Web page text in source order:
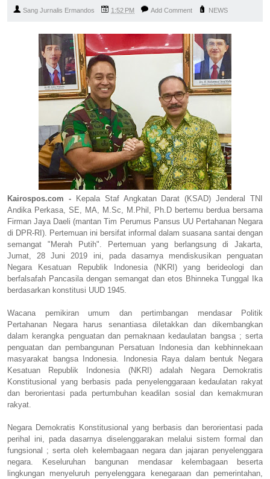
Sang Jurnalis Ermandos 1:52 PM Add Comment NEWS
Kairospos.com - Kepala Staf Angkatan Darat (KSAD) Jenderal TNI
Andika Perkasa, SE, MA, M.Sc, M.Phil, Ph.D bertemu berdua bersama
Firman Jaya Daeli (mantan Tim Perumus Pansus UU Pertahanan Negara
di DPR-RI). Pertemuan ini bersifat informal dalam suasana santai dengan
semangat "Merah Putih". Pertemuan yang berlangsung di Jakarta,
Jumat, 28 Juni 2019 ini, pada dasarnya mendiskusikan penguatan
Negara Kesatuan Republik Indonesia (NKRI) yang berideologi dan
berfalsafah Pancasila dengan semangat dan etos Bhinneka Tunggal Ika
berdasarkan konstitusi UUD 1945.
Wacana pemikiran umum dan pertimbangan mendasar Politik
Pertahanan Negara harus senantiasa diletakkan dan dikembangkan
dalam kerangka penguatan dan pemaknaan kedaulatan bangsa ; serta
penguatan dan pembangunan Persatuan Indonesia dan kebhinnekaan
masyarakat bangsa Indonesia. Indonesia Raya dalam bentuk Negara
Kesatuan Republik Indonesia (NKRI) adalah Negara Demokratis
Konstitusional yang berbasis pada penyelenggaraan kedaulatan rakyat
dan berorientasi pada pertumbuhan keadilan sosial dan kemakmuran
rakyat.
Negara Demokratis Konstitusional yang berbasis dan berorientasi pada
perihal ini, pada dasarnya diselenggarakan melalui sistem formal dan
fungsional ; serta oleh kelembagaan negara dan jajaran penyelenggara
negara. Keseluruhan bangunan mendasar kelembagaan beserta
lingkungan menyeluruh penyelenggara kenegaraan dan pemerintahan,